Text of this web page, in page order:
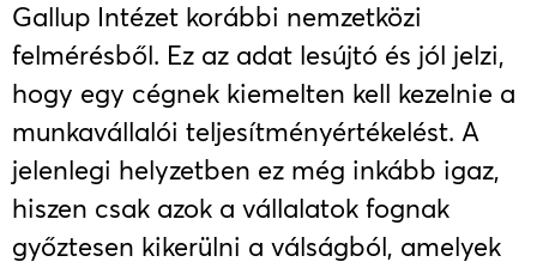
Gallup Intézet korábbi nemzetközi
felmérésből. Ez az adat lesújtó és jól jelzi,
hogy egy cégnek kiemelten kell kezelnie a
munkavállalói teljesítményértékelést. A
jelenlegi helyzetben ez még inkább igaz,
hiszen csak azok a vállalatok fognak
győztesen kikerülni a válságból, amelyek